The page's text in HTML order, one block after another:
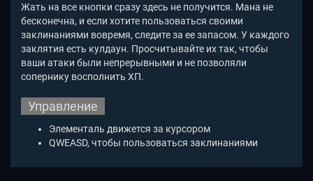
Жать на все кнопки сразу здесь не получится. Мана не
бесконечна, и если хотите пользоваться своими
заклинаниями вовремя, следите за ее запасом. У каждого
заклятия есть кулдаун. Просчитывайте их так, чтобы
ваши атаки были непрерывными и не позволяли
сопернику восполнить ХП.
Управление
Элементаль движется за курсором
QWEASD, чтобы пользоваться заклинаниями